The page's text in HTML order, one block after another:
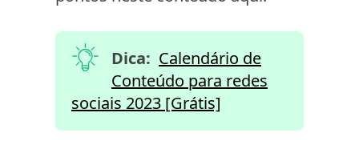
Dica: Calendário de
Conteúdo para redes
sociais 2023 [Grátis]